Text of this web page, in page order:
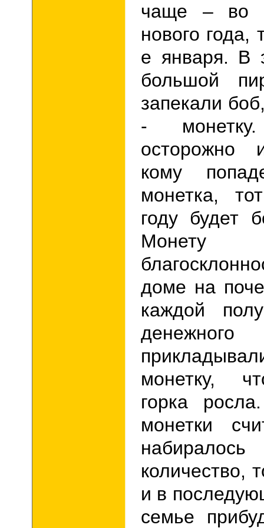
чаще – во
нового года,
е января. В
большой
запекали
-
осторожно
кому
монетка,
году будет
Монету
доме на
каждой
монетку,
горка
монетки
количество,
и в
семье